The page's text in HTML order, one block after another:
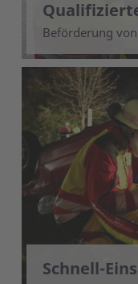
Beförderung
Schnell-